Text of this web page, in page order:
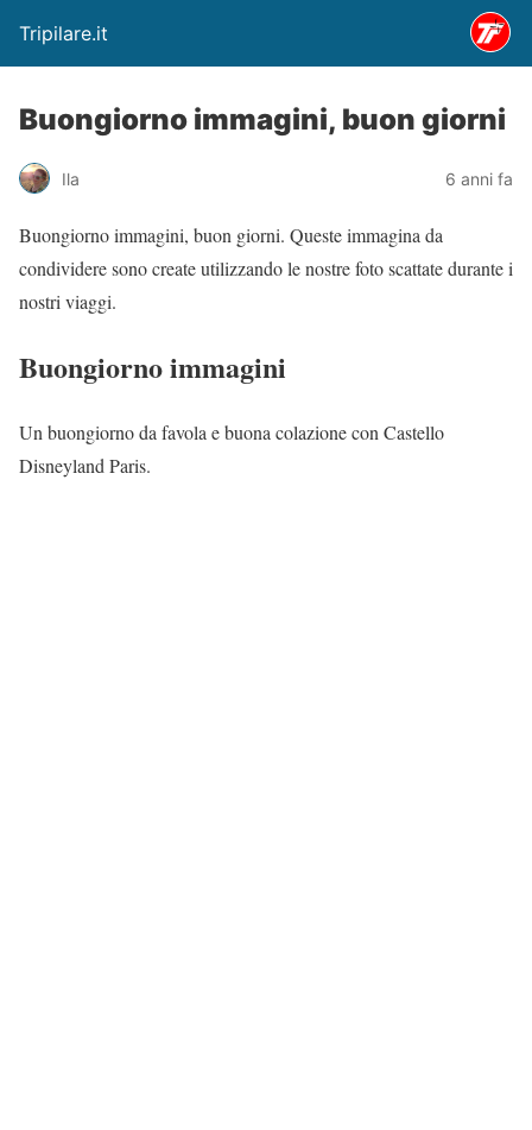
Tripilare.it
Buongiorno immagini, buon giorni
Ila 6 anni fa
Buongiorno immagini, buon giorni. Queste immagina da
condividere sono create utilizzando le nostre foto scattate durante i
nostri viaggi.
Buongiorno immagini
Un buongiorno da favola e buona colazione con Castello
Disneyland Paris.